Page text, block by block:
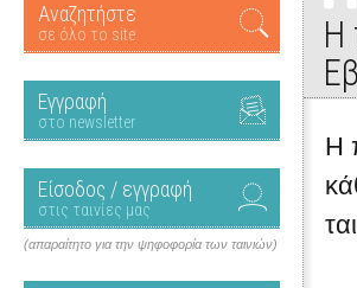
Αναζητήστε
σε όλο το site
Εγγραφή
στο newsletter
Είσοδος / εγγραφή
στις ταινίες μας
(απαραίτητο για την ψηφοφορία των ταινιών)
Η
Η